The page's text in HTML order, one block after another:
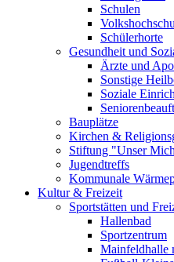
Schulen
Schülerhorte
Gesundheit und
Ärzte und
Sonstige
Soziale
Bauplätze
Kirchen &
Stiftung "Unser
Jugendtreffs
Kommunale
Kultur & Freizeit
Sportstätten und
Hallenbad
Sportzentrum
Mainfeldhalle